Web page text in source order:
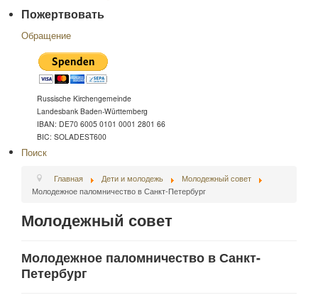
Пожертвовать
Обращение
Russische Kirchengemeinde
Landesbank Baden-Württemberg
IBAN: DE70 6005 0101 0001 2801 66
BIC: SOLADEST600
Поиск
Главная Дети и молодежь
Молодежный совет
Молодежное паломничество в Санкт-Петербург
Молодежный совет
Молодежное паломничество в Санкт-
Петербург